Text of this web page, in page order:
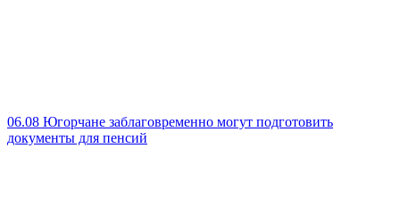
06.08 Югорчане заблаговременно могут подготовить
документы для пенсий